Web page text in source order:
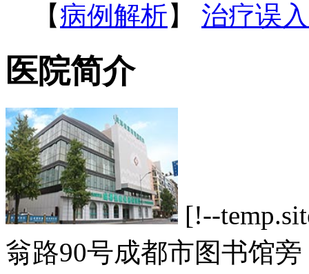
【病例解析】 治疗误
医院简介
[!--
翁路90号成都市图书馆